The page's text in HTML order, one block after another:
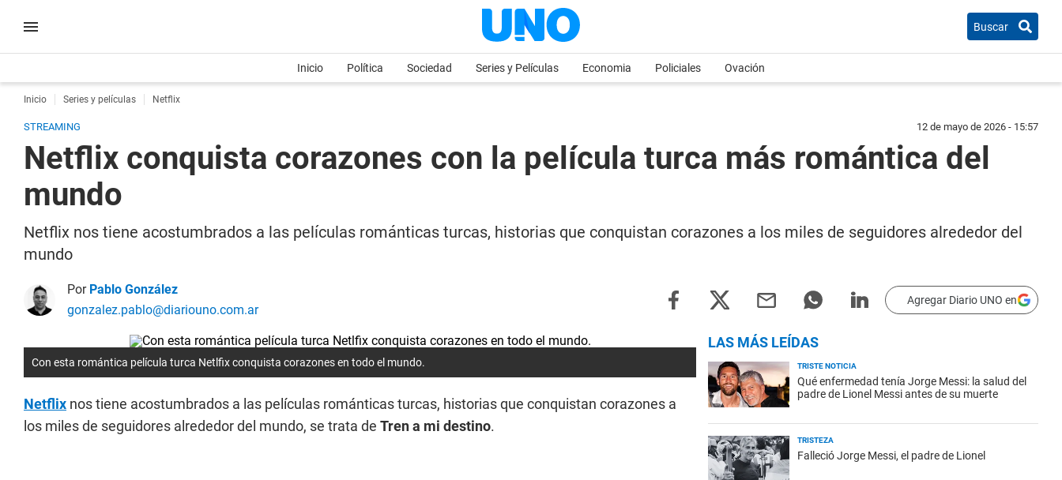
Buscar
Inicio Política Sociedad Series y Películas Economia Policiales Ovación
Inicio Series y películas Netflix
STREAMING 12 de mayo de 2026 - 15:57
Netflix conquista corazones con la película turca más romántica del
mundo
Netflix nos tiene acostumbrados a las películas románticas turcas, historias que conquistan corazones a los miles de seguidores alrededor del
mundo
Por Pablo González
gonzalez.pablo@diariouno.com.ar
Agregar Diario UNO en
Con esta romántica película turca Netlfix conquista corazones en todo el mundo.
Netflix nos tiene acostumbrados a las películas románticas turcas, historias que conquistan corazones a
los miles de seguidores alrededor del mundo, se trata de Tren a mi destino.
LAS MÁS LEÍDAS
TRISTE NOTICIA
Qué enfermedad tenía Jorge Messi: la salud del
padre de Lionel Messi antes de su muerte
TRISTEZA
Falleció Jorge Messi, el padre de Lionel